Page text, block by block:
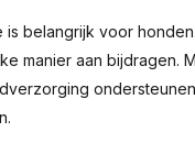
belangrijk voor
manier aan bijdragen.